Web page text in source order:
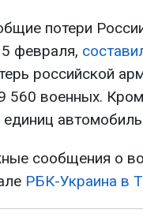
потери
февраля,
российской
560 военных.
сообщения о
РБК-Украина в